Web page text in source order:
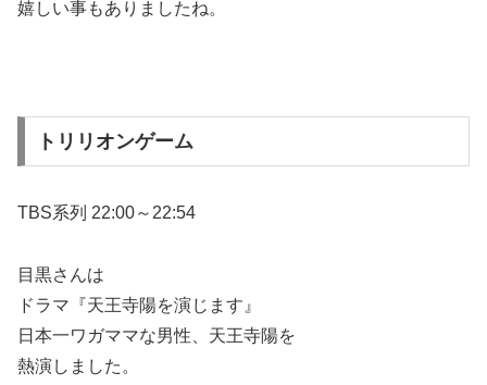
嬉しい事もありましたね。
トリリオンゲーム
TBS系列 22:00～22:54
目黒さんは
ドラマ『天王寺陽を演じます』
日本一ワガママな男性、天王寺陽を
熱演しました。